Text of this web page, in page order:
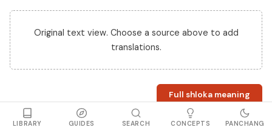
Original text view. Choose a source above to add
translations.
Full shloka meaning
LIBRARY GUIDES SEARCH CONCEPTS PANCHANG